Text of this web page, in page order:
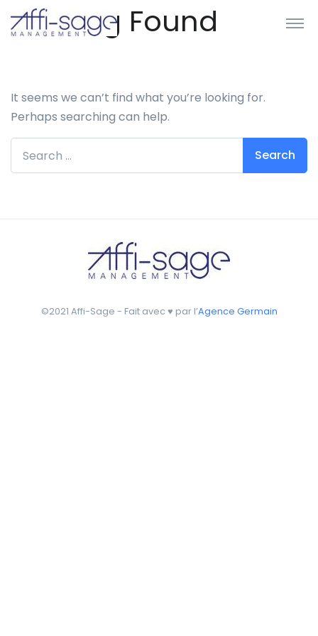
Nothing Found
It seems we can’t find what you’re looking for.
Perhaps searching can help.
Search for:
©2021 Affi-Sage - Fait avec ♥ par l’Agence Germain